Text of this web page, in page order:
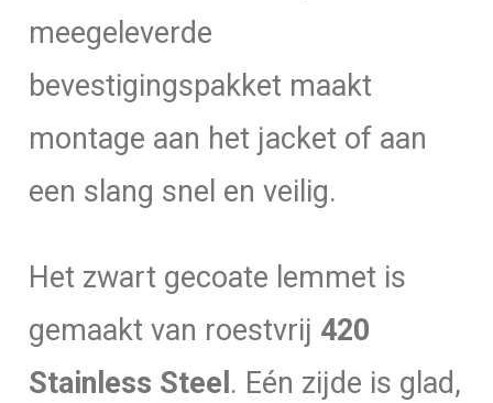
meegeleverde
bevestigingspakket maakt
montage aan het jacket of aan
een slang snel en veilig.
Het zwart gecoate lemmet is
gemaakt van roestvrij 420
Stainless Steel . Eén zijde is glad,